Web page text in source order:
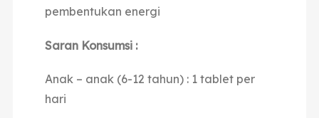
pembentukan energi
Saran Konsumsi :
Anak – anak (6-12 tahun) : 1 tablet per
hari